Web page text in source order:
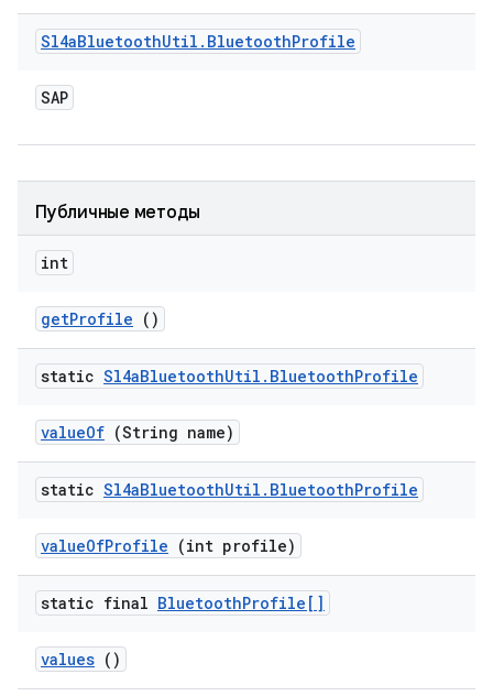
Sl4aBluetoothUtil . BluetoothProfile
SAP
Публичные методы
int
getProfile ()
static Sl4aBluetoothUtil . BluetoothProfile
valueOf (String name)
static Sl4aBluetoothUtil . BluetoothProfile
valueOfProfile (int profile)
static final BluetoothProfile[]
values ()